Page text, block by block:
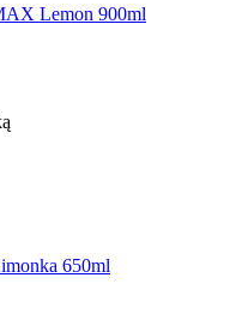
Lemon 900ml
650ml